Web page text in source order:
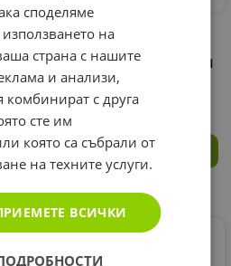
ЯБЪЛКОВ ПЕКТИН
BOUROFF APPLE PECTIN
4.35 €
КУПИ
споделяме
на
страна с нашите
и анализи,
комбинират с друга
сте им
която са събрали от
на техните услуги.
ВСИЧКИ